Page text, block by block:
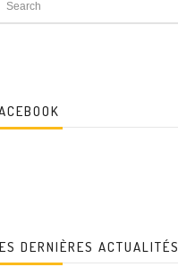
DERNIÈRES ACTUALITÉS